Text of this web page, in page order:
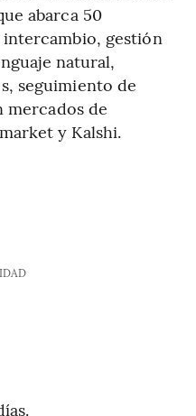
abarca 50
gestión
natural,
seguimiento de
mercados de
y Kalshi.